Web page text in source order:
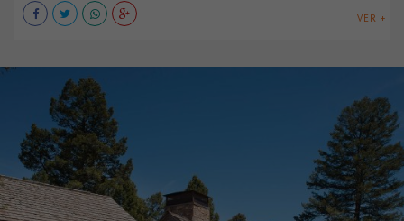
VER +